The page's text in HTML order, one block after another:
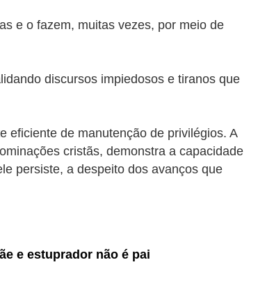
e o fazem, muitas vezes, por meio de
discursos impiedosos e tiranos que
eficiente de manutenção de privilégios. A
cristãs, demonstra a capacidade
persiste, a despeito dos avanços que
e estuprador não é pai